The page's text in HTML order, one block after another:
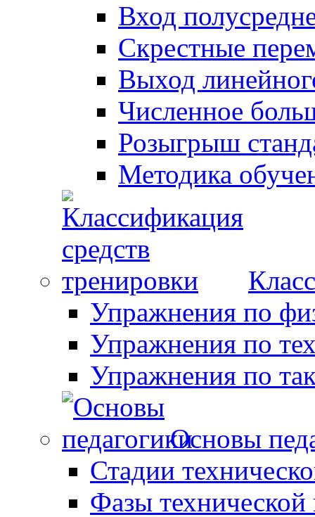
Вход
Скрестные
Выход
Численное
Розыгрыш
Методика
Упражнения по
Упражнения по
Упражнения по
Основы
Стадии
Фазы технической